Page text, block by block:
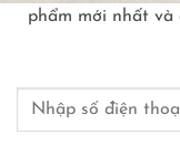
phẩm mới nhất